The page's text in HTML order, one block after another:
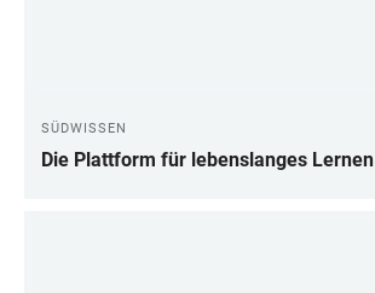
SÜDWISSEN
Die Plattform für lebenslanges Lernen